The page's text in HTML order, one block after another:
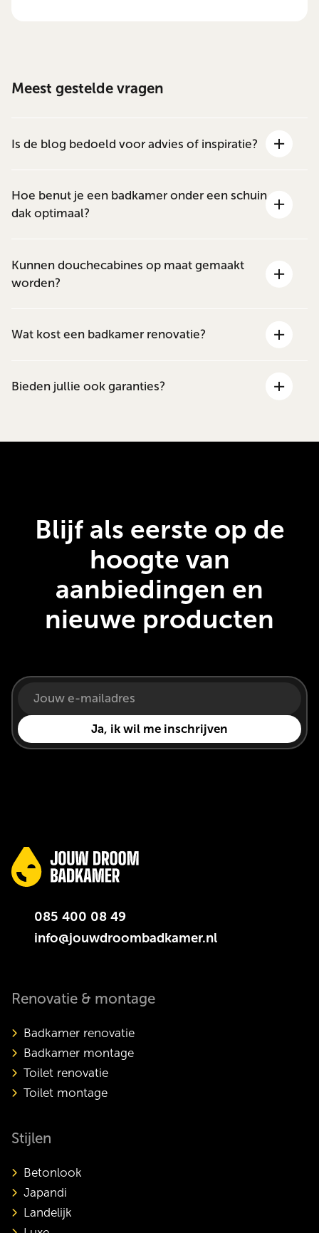
Meest gestelde vragen
Is de blog bedoeld voor advies of inspiratie?
Hoe benut je een badkamer onder een schuin
dak optimaal?
Kunnen douchecabines op maat gemaakt
worden?
Wat kost een badkamer renovatie?
Bieden jullie ook garanties?
Blijf als eerste op de
hoogte van
aanbiedingen en
nieuwe producten
085 400 08 49
info@jouwdroombadkamer.nl
Renovatie & montage
Badkamer renovatie
Badkamer montage
Toilet renovatie
Toilet montage
Stijlen
Betonlook
Japandi
Landelijk